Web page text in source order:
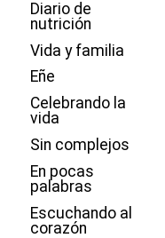
Diario de
nutrición
Vida y familia
Eñe
Celebrando la
vida
Sin complejos
En pocas
palabras
Escuchando al
corazón